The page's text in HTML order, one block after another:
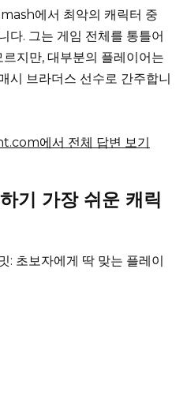
에서 최악의 캐릭터 중
다. 그는 게임 전체를 통틀어
지만, 대부분의 플레이어는
시 브라더스 선수로 간주합니
에서 전체 답변 보기
기 가장 쉬운 캐릭
: 초보자에게 딱 맞는 플레이